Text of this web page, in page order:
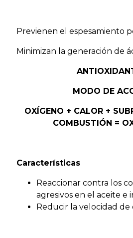
Previenen el espesamiento
Minimizan la generación de
MODO DE
OXÍGENO + CALOR +
COMBUSTIÓN =
Características
Reaccionar contra los
agresivos en el aceite e
Reducir la velocidad de